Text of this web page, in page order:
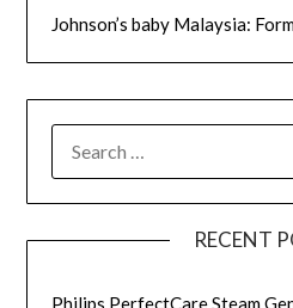
Johnson’s baby Malaysia:
FOR:
RECENT
Philips PerfectCare Steam